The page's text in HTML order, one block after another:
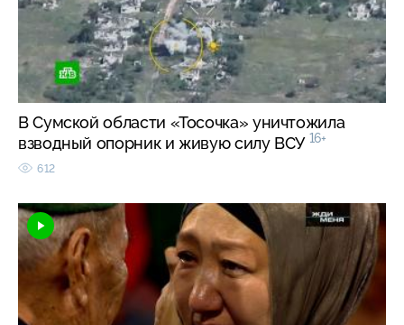
В Сумской области «Тосочка» уничтожила
взводный опорник и живую силу ВСУ 16+
612